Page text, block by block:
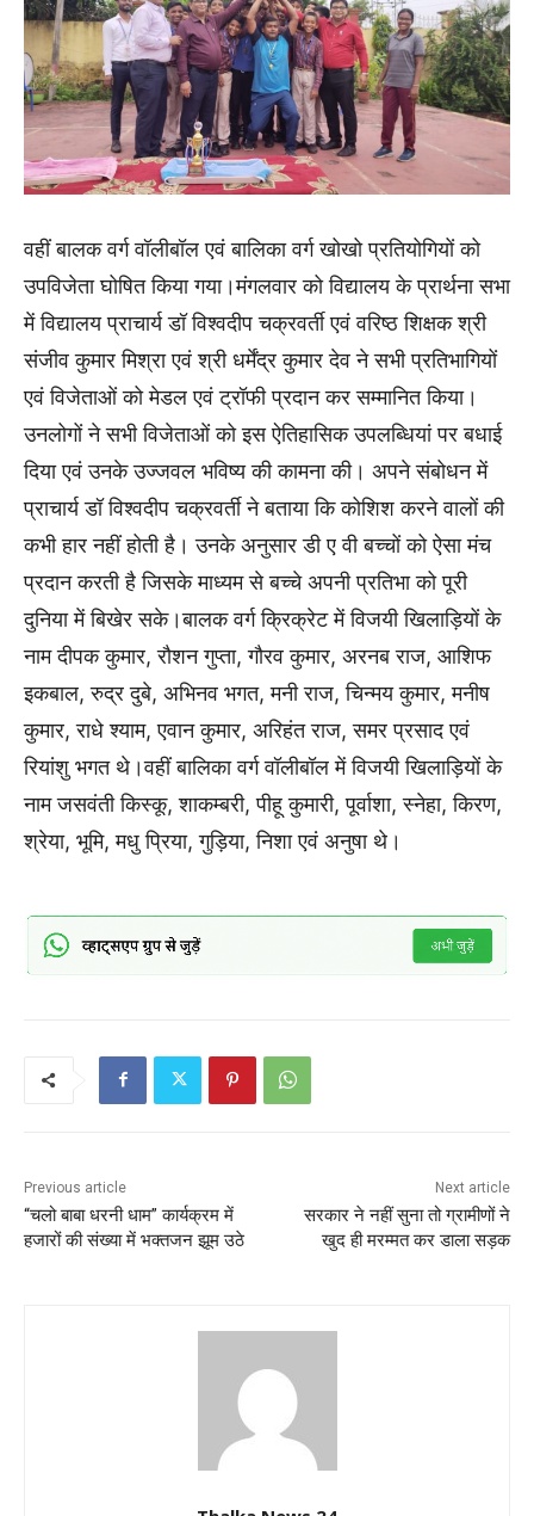
वहीं बालक वर्ग वॉलीबॉल एवं बालिका वर्ग खोखो प्रतियोगियों को
उपविजेता घोषित किया गया।मंगलवार को विद्यालय के प्रार्थना सभा
में विद्यालय प्राचार्य डॉ विश्वदीप चक्रवर्ती एवं वरिष्ठ शिक्षक श्री
संजीव कुमार मिश्रा एवं श्री धर्मेंद्र कुमार देव ने सभी प्रतिभागियों
एवं विजेताओं को मेडल एवं ट्रॉफी प्रदान कर सम्मानित किया।
उनलोगों ने सभी विजेताओं को इस ऐतिहासिक उपलब्धियां पर बधाई
दिया एवं उनके उज्जवल भविष्य की कामना की। अपने संबोधन में
प्राचार्य डॉ विश्वदीप चक्रवर्ती ने बताया कि कोशिश करने वालों की
कभी हार नहीं होती है। उनके अनुसार डी ए वी बच्चों को ऐसा मंच
प्रदान करती है जिसके माध्यम से बच्चे अपनी प्रतिभा को पूरी
दुनिया में बिखेर सके।बालक वर्ग क्रिक्रेट में विजयी खिलाड़ियों के
नाम दीपक कुमार, रौशन गुप्ता, गौरव कुमार, अरनब राज, आशिफ
इकबाल, रुद्र दुबे, अभिनव भगत, मनी राज, चिन्मय कुमार, मनीष
कुमार, राधे श्याम, एवान कुमार, अरिहंत राज, समर प्रसाद एवं
रियांशु भगत थे।वहीं बालिका वर्ग वॉलीबॉल में विजयी खिलाड़ियों के
नाम जसवंती किस्कू, शाकम्बरी, पीहू कुमारी, पूर्वाशा, स्नेहा, किरण,
श्रेया, भूमि, मधु प्रिया, गुड़िया, निशा एवं अनुषा थे।
Previous article
“चलो बाबा धरनी धाम” कार्यक्रम में
हजारों की संख्या में भक्तजन झूम उठे
Next article
सरकार ने नहीं सुना तो ग्रामीणों ने
खुद ही मरम्मत कर डाला सड़क